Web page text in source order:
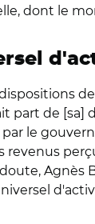
dont le
part de
le
revenus